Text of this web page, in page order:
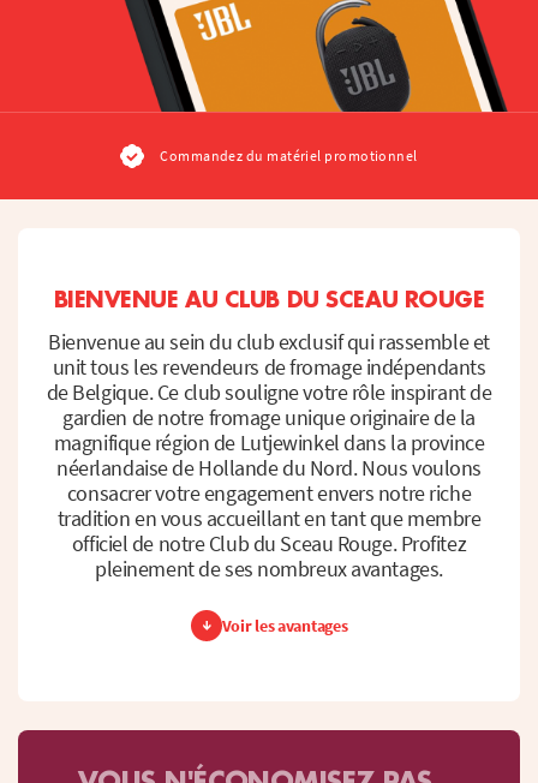
Commandez du matériel promotionnel
BIENVENUE AU CLUB DU SCEAU ROUGE
Bienvenue au sein du club exclusif qui rassemble et
unit tous les revendeurs de fromage indépendants
de Belgique. Ce club souligne votre rôle inspirant de
gardien de notre fromage unique originaire de la
magnifique région de Lutjewinkel dans la province
néerlandaise de Hollande du Nord. Nous voulons
consacrer votre engagement envers notre riche
tradition en vous accueillant en tant que membre
officiel de notre Club du Sceau Rouge. Profitez
pleinement de ses nombreux avantages.
Voir les avantages